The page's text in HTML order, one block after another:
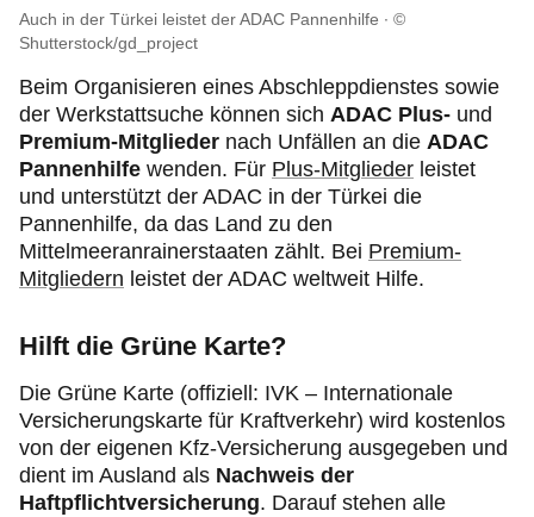
Auch in der Türkei leistet der ADAC Pannenhilfe
©
Shutterstock/gd_project
Beim Organisieren eines Abschleppdienstes sowie
der Werkstattsuche können sich ADAC Plus- und
Premium-Mitglieder nach Unfällen an die ADAC
Pannenhilfe wenden. Für Plus-Mitglieder leistet
und unterstützt der ADAC in der Türkei die
Pannenhilfe, da das Land zu den
Mittelmeeranrainerstaaten zählt. Bei Premium-
Mitgliedern leistet der ADAC weltweit Hilfe.
Hilft die Grüne Karte?
Die Grüne Karte (offiziell: IVK – Internationale
Versicherungskarte für Kraftverkehr) wird kostenlos
von der eigenen Kfz-Versicherung ausgegeben und
dient im Ausland als Nachweis der
Haftpflichtversicherung. Darauf stehen alle